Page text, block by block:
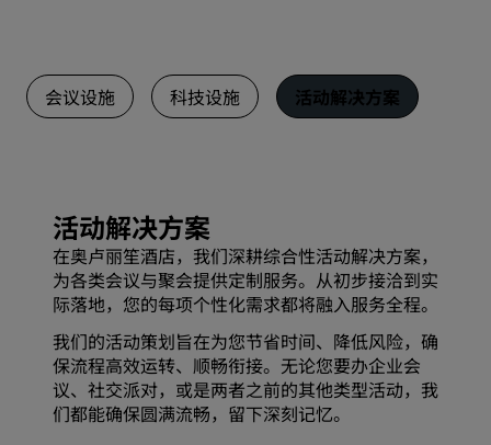
会议设施 科技设施 活动解决方案
活动解决方案
在奥卢丽笙酒店，我们深耕综合性活动解决方案，
为各类会议与聚会提供定制服务。从初步接洽到实
际落地，您的每项个性化需求都将融入服务全程。
我们的活动策划旨在为您节省时间、降低风险，确
保流程高效运转、顺畅衔接。无论您要办企业会
议、社交派对，或是两者之前的其他类型活动，我
们都能确保圆满流畅，留下深刻记忆。